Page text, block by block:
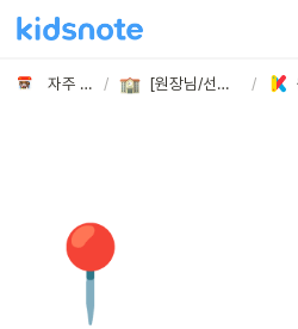
자주 묻는 질문 / [원장님/선생님] 궁금해요! /
📍